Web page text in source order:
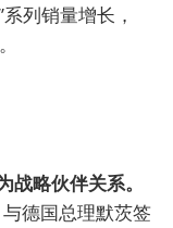
列销量增长，
战略伙伴关系。
德国总理默茨签